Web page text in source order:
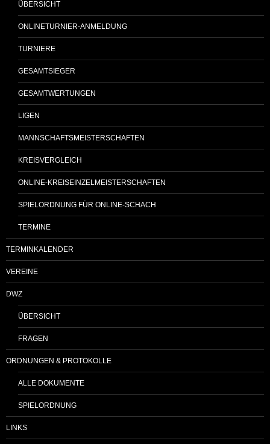
ÜBERSICHT
ONLINETURNIER-ANMELDUNG
TURNIERE
GESAMTSIEGER
GESAMTWERTUNGEN
LIGEN
MANNSCHAFTSMEISTERSCHAFTEN
KREISVERGLEICH
ONLINE-KREISEINZELMEISTERSCHAFTEN
SPIELORDNUNG FÜR ONLINE-SCHACH
TERMINE
TERMINKALENDER
VEREINE
DWZ
ÜBERSICHT
FRAGEN
ORDNUNGEN & PROTOKOLLE
ALLE DOKUMENTE
SPIELORDNUNG
LINKS